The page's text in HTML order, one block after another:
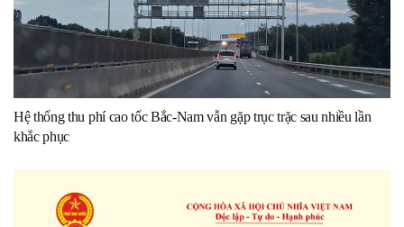
Hệ thống thu phí cao tốc Bắc-Nam vẫn gặp trục trặc sau nhiều lần
khắc phục